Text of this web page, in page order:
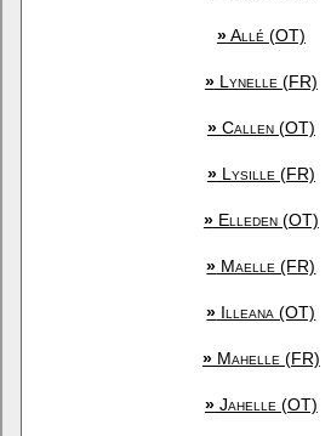
»Allé (OT)
»Lynelle (FR)
»Callen (OT)
»Lysille (FR)
»Elleden (OT)
» Maelle (FR)
» Illeana (OT)
»Mahelle (FR)
»Jahelle (OT)